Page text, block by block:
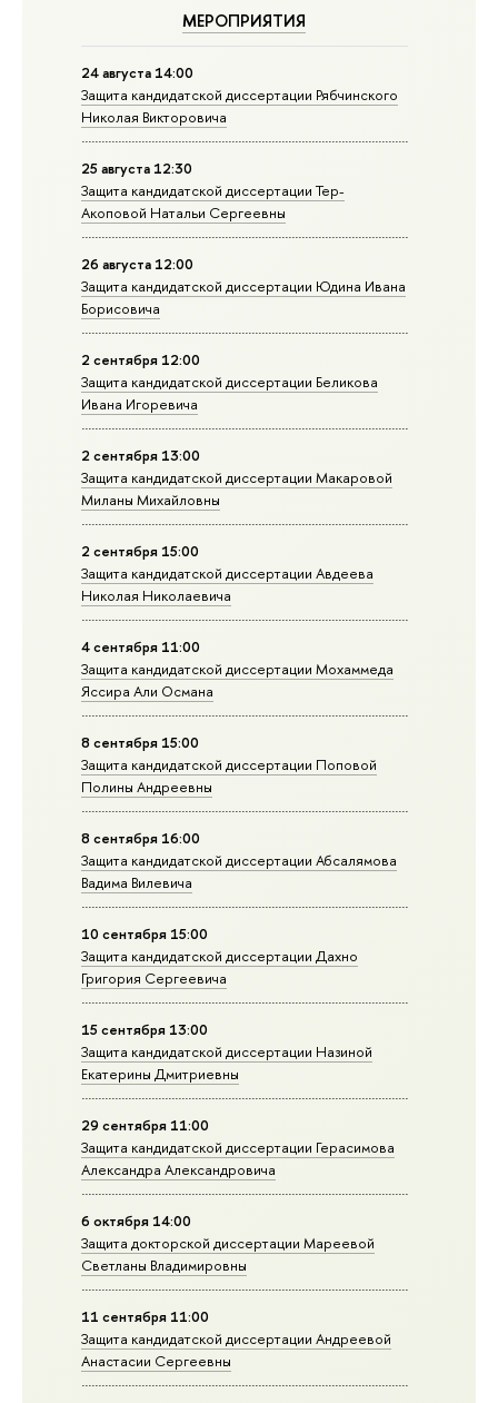
МЕРОПРИЯТИЯ
24 августа 14:00
Защита кандидатской диссертации Рябчинского
Николая Викторовича
25 августа 12:30
Защита кандидатской диссертации Тер-
Акоповой Натальи Сергеевны
26 августа 12:00
Защита кандидатской диссертации Юдина Ивана
Борисовича
2 сентября 12:00
Защита кандидатской диссертации Беликова
Ивана Игоревича
2 сентября 13:00
Защита кандидатской диссертации Макаровой
Миланы Михайловны
2 сентября 15:00
Защита кандидатской диссертации Авдеева
Николая Николаевича
4 сентября 11:00
Защита кандидатской диссертации Мохаммеда
Яссира Али Османа
8 сентября 15:00
Защита кандидатской диссертации Поповой
Полины Андреевны
8 сентября 16:00
Защита кандидатской диссертации Абсалямова
Вадима Вилевича
10 сентября 15:00
Защита кан­ди­дат­ской диссертации Дахно
Григория Сергеевича
15 сентября 13:00
Защита кандидатской диссертации Назиной
Екатерины Дмитриевны
29 сентября 11:00
Защита кандидатской диссертации Герасимова
Александра Александровича
6 октября 14:00
Защита докторской диссертации Мареевой
Светланы Владимировны
11 сентября 11:00
Защита кандидатской диссертации Андреевой
Анастасии Сергеевны